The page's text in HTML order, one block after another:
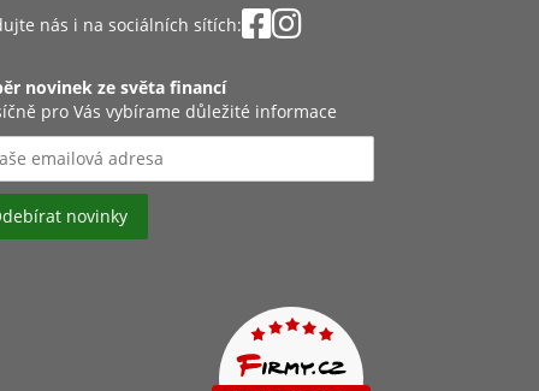
nás i na sociálních sítích:
novinek ze světa financí
pro Vás vybírame důležité informace